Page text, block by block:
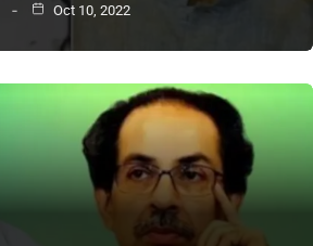
Oct 10, 2022